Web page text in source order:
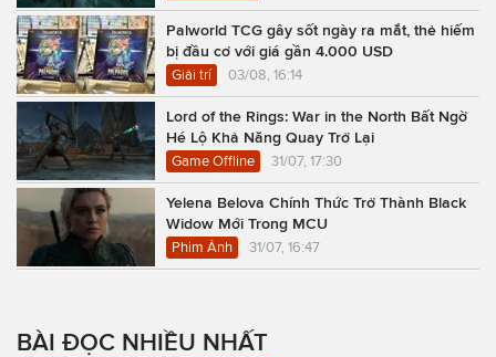
Palworld TCG gây sốt ngày ra mắt, thẻ hiếm
bị đầu cơ với giá gần 4.000 USD
Giải trí 03/08, 16:14
Lord of the Rings: War in the North Bất Ngờ
Hé Lộ Khả Năng Quay Trở Lại
Game Offline 31/07, 17:30
Yelena Belova Chính Thức Trở Thành Black
Widow Mới Trong MCU
Phim Ảnh 31/07, 16:47
BÀI ĐỌC NHIỀU NHẤT